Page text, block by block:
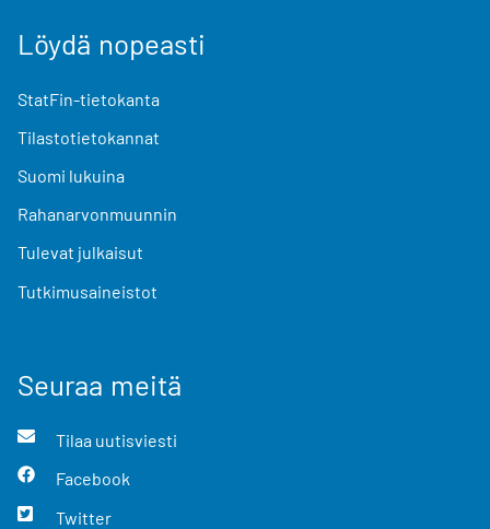
Löydä nopeasti
StatFin-tietokanta
Tilastotietokannat
Suomi lukuina
Rahanarvonmuunnin
Tulevat julkaisut
Tutkimusaineistot
Seuraa meitä
Tilaa uutisviesti
Facebook
Twitter